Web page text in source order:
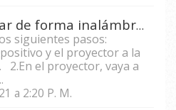
¿Cómo duplicar de forma inalámbrica la pantalla de un teléfono móvil/tableta en un proyector inteligente?
siguientes pasos:
y el proyector a la
2.En el proyector, vaya a
a 2:20 P. M.